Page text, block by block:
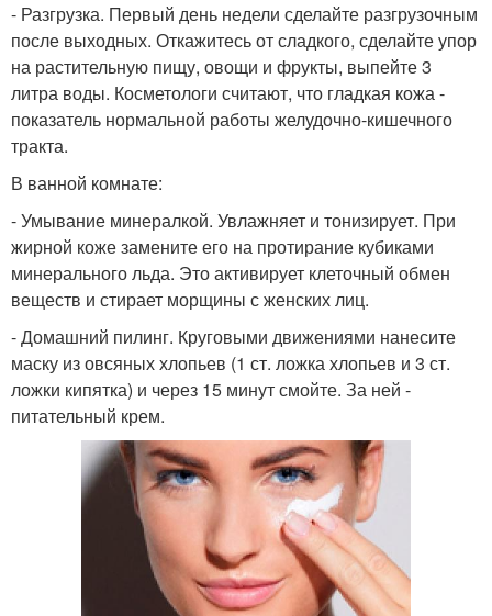
- Разгрузка. Первый день недели сделайте разгрузочным
после выходных. Откажитесь от сладкого, сделайте упор
на растительную пищу, овощи и фрукты, выпейте 3
литра воды. Косметологи считают, что гладкая кожа -
показатель нормальной работы желудочно-кишечного
тракта.
В ванной комнате:
- Умывание минералкой. Увлажняет и тонизирует. При
жирной коже замените его на протирание кубиками
минерального льда. Это активирует клеточный обмен
веществ и стирает морщины с женских лиц.
- Домашний пилинг. Круговыми движениями нанесите
маску из овсяных хлопьев (1 ст. ложка хлопьев и 3 ст.
ложки кипятка) и через 15 минут смойте. За ней -
питательный крем.